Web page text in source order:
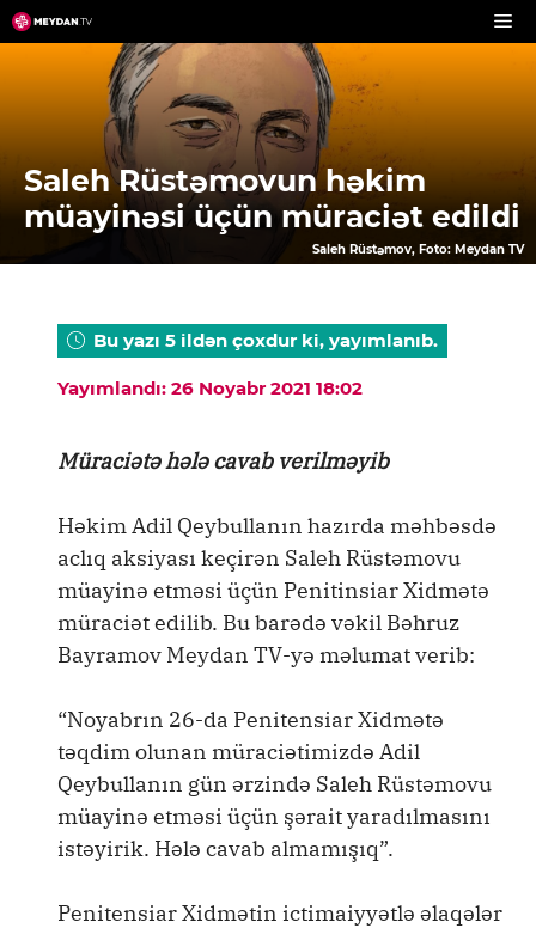
Skip
to
Saleh Rüstəmovun həkim
müayinəsi üçün müraciət edildi
Saleh Rüstəmov, Foto: Meydan TV
Bu yazı 5 ildən çoxdur ki, yayımlanıb.
Yayımlandı: 26 Noyabr 2021 18:02
Müraciətə hələ cavab verilməyib
Həkim Adil Qeybullanın hazırda məhbəsdə
aclıq aksiyası keçirən Saleh Rüstəmovu
müayinə etməsi üçün Penitinsiar Xidmətə
müraciət edilib. Bu barədə vəkil Bəhruz
Bayramov Meydan TV-yə məlumat verib:
“Noyabrın 26-da Penitensiar Xidmətə
təqdim olunan müraciətimizdə Adil
Qeybullanın gün ərzində Saleh Rüstəmovu
müayinə etməsi üçün şərait yaradılmasını
istəyirik. Hələ cavab almamışıq”.
Penitensiar Xidmətin ictimaiyyətlə əlaqələr